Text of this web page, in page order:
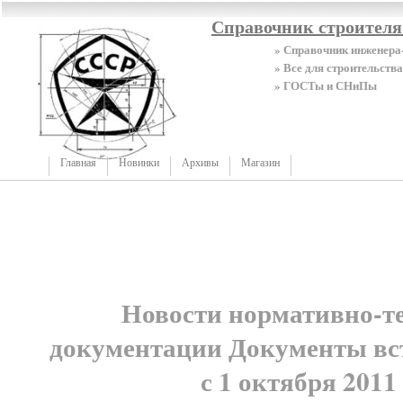
Справочник
» Справочник
» Все для строительства
» ГОСТы и СНиПы
Главная Новинки Архивы Магазин
Новости нормативно-
документации Документы
с 1 октября 2011